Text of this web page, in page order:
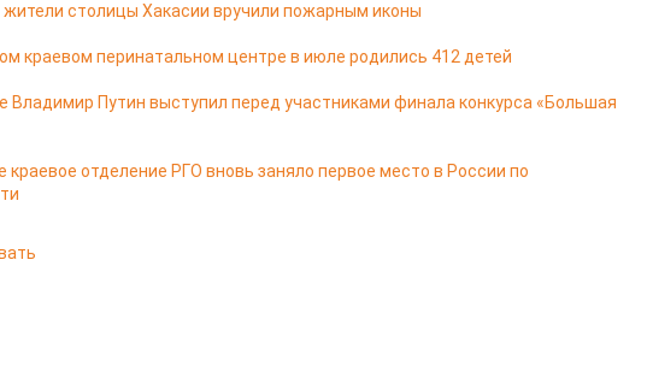
жители столицы Хакасии вручили пожарным иконы
краевом перинатальном центре в июле родились 412 детей
Владимир Путин выступил перед участниками финала конкурса «Большая
краевое отделение РГО вновь заняло первое место в России по